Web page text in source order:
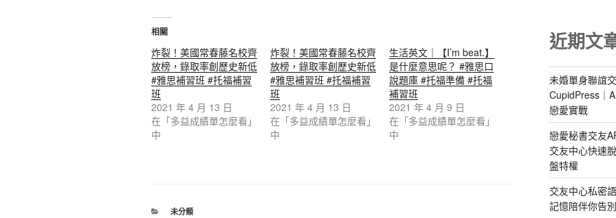
相關
炸裂！美國常春藤名校齊
放榜，錄取率創歷史新低
#雅思補習班 #托福補習
班
2021 年 4 月 13 日
在「多益成績單怎麼看」
中
炸裂！美國常春藤名校齊
放榜，錄取率創歷史新低
#雅思補習班 #托福補習
班
2021 年 4 月 13 日
在「多益成績單怎麼看」
中
生活英文｜【I’m beat.】
是什麼意思呢？ #雅思口
說題庫 #托福準備 #托福
補習班
2021 年 4 月 9 日
在「多益成績單怎麼看」
中
分
未分類
近期文
未婚單身聯誼
CupidPress｜
戀愛實戰
戀愛秘書交友
交友中心快速
盤特權
交友中心私密
記憶陪伴你告